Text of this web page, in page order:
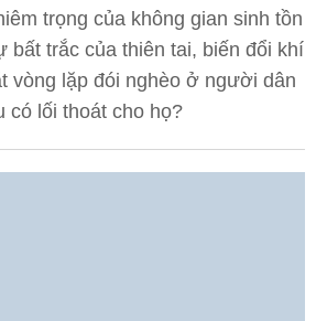
trọng của không gian sinh tồn
bất trắc của thiên tai, biến đổi khí
vòng lặp đói nghèo ở người dân
có lối thoát cho họ?